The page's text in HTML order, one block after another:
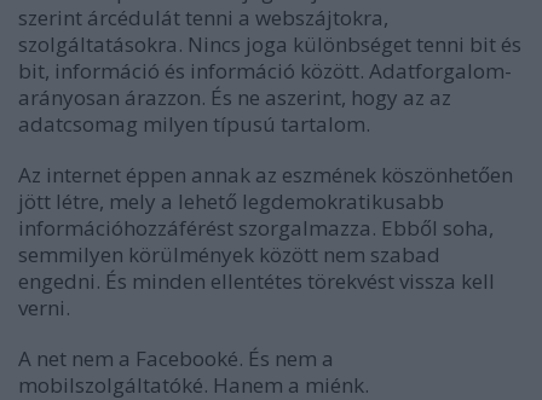
szerint árcédulát tenni a webszájtokra,
szolgáltatásokra. Nincs joga különbséget tenni bit és
bit, információ és információ között. Adatforgalom-
arányosan árazzon. És ne aszerint, hogy az az
adatcsomag milyen típusú tartalom.
Az internet éppen annak az eszmének köszönhetően
jött létre, mely a lehető legdemokratikusabb
információhozzáférést szorgalmazza. Ebből soha,
semmilyen körülmények között nem szabad
engedni. És minden ellentétes törekvést vissza kell
verni.
A net nem a Facebooké. És nem a
mobilszolgáltatóké. Hanem a miénk.